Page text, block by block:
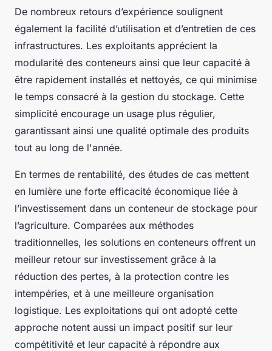
De nombreux retours d’expérience soulignent
également la facilité d’utilisation et d’entretien de ces
infrastructures. Les exploitants apprécient la
modularité des conteneurs ainsi que leur capacité à
être rapidement installés et nettoyés, ce qui minimise
le temps consacré à la gestion du stockage. Cette
simplicité encourage un usage plus régulier,
garantissant ainsi une qualité optimale des produits
tout au long de l'année.
En termes de rentabilité, des études de cas mettent
en lumière une forte efficacité économique liée à
l’investissement dans un conteneur de stockage pour
l’agriculture. Comparées aux méthodes
traditionnelles, les solutions en conteneurs offrent un
meilleur retour sur investissement grâce à la
réduction des pertes, à la protection contre les
intempéries, et à une meilleure organisation
logistique. Les exploitations qui ont adopté cette
approche notent aussi un impact positif sur leur
compétitivité et leur capacité à répondre aux